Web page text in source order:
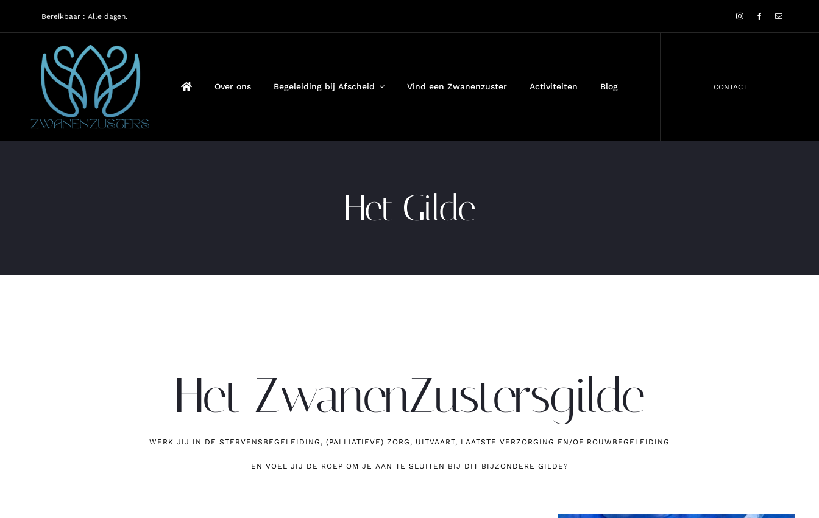
Bereikbaar : Alle dagen.
Over ons Begeleiding bij Afscheid Vind een Zwanenzuster Activiteiten Blog CONTACT
Het Gilde
Het ZwanenZustersgilde
WERK JIJ IN DE STERVENSBEGELEIDING, (PALLIATIEVE) ZORG, UITVAART, LAATSTE VERZORGING EN/OF ROUWBEGELEIDING
EN VOEL JIJ DE ROEP OM JE AAN TE SLUITEN BIJ DIT BIJZONDERE GILDE?